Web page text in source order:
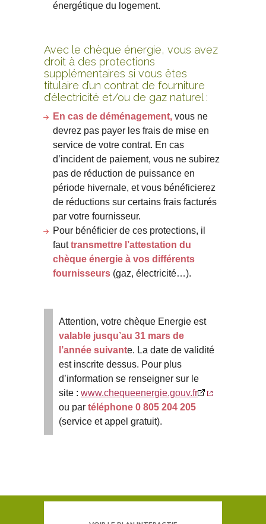
énergétique du logement.
Avec le chèque énergie, vous avez
droit à des protections
supplémentaires si vous êtes
titulaire d’un contrat de fourniture
d’électricité et/ou de gaz naturel :
En cas de déménagement, vous ne
devrez pas payer les frais de mise en
service de votre contrat. En cas
d’incident de paiement, vous ne subirez
pas de réduction de puissance en
période hivernale, et vous bénéficierez
de réductions sur certains frais facturés
par votre fournisseur.
Pour bénéficier de ces protections, il
fauttransmettre l’attestation du
chèque énergie à vos différents
fournisseurs (gaz, électricité…).
Attention, votre chèque Energie est
valable jusqu’au 31 mars de
l’année suivante. La date de validité
est inscrite dessus. Pour plus
d’information se renseigner sur le
site : www.chequeenergie.gouv.fr
ou par téléphone 0 805 204 205
(service et appel gratuit).